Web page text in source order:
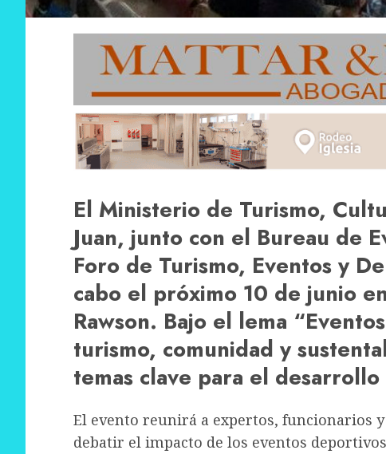
El Ministerio de Turismo,
Juan, junto con el Bureau de
Foro de Turismo, Eventos y
cabo el próximo 10 de junio
Rawson. Bajo el lema
turismo, comunidad y
temas clave para el
El evento reunirá a expertos, funcionarios
debatir el impacto de los eventos